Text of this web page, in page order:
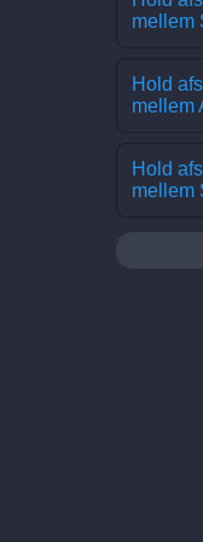
mellem
Hold
mellem
Hold
mellem